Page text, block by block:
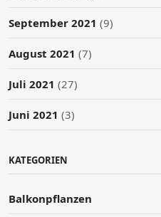
September 2021 (9)
August 2021 (7)
Juli 2021 (27)
Juni 2021 (3)
KATEGORIEN
Balkonpflanzen